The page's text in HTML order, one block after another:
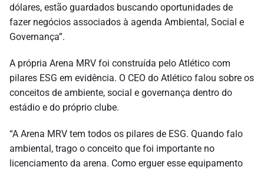
dólares, estão guardados buscando oportunidades de
fazer negócios associados à agenda Ambiental, Social e
Governança”.
A própria Arena MRV foi construída pelo Atlético com
pilares ESG em evidência. O CEO do Atlético falou sobre os
conceitos de ambiente, social e governança dentro do
estádio e do próprio clube.
“A Arena MRV tem todos os pilares de ESG. Quando falo
ambiental, trago o conceito que foi importante no
licenciamento da arena. Como erguer esse equipamento